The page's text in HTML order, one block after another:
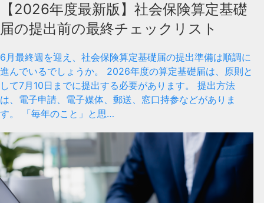
【2026年度最新版】社会保険算定基礎
届の提出前の最終チェックリスト
6月最終週を迎え、社会保険算定基礎届の提出準備は順調に
進んでいるでしょうか。 2026年度の算定基礎届は、原則と
して7月10日までに提出する必要があります。 提出方法
は、電子申請、電子媒体、郵送、窓口持参などがありま
す。 「毎年のこと」と思…